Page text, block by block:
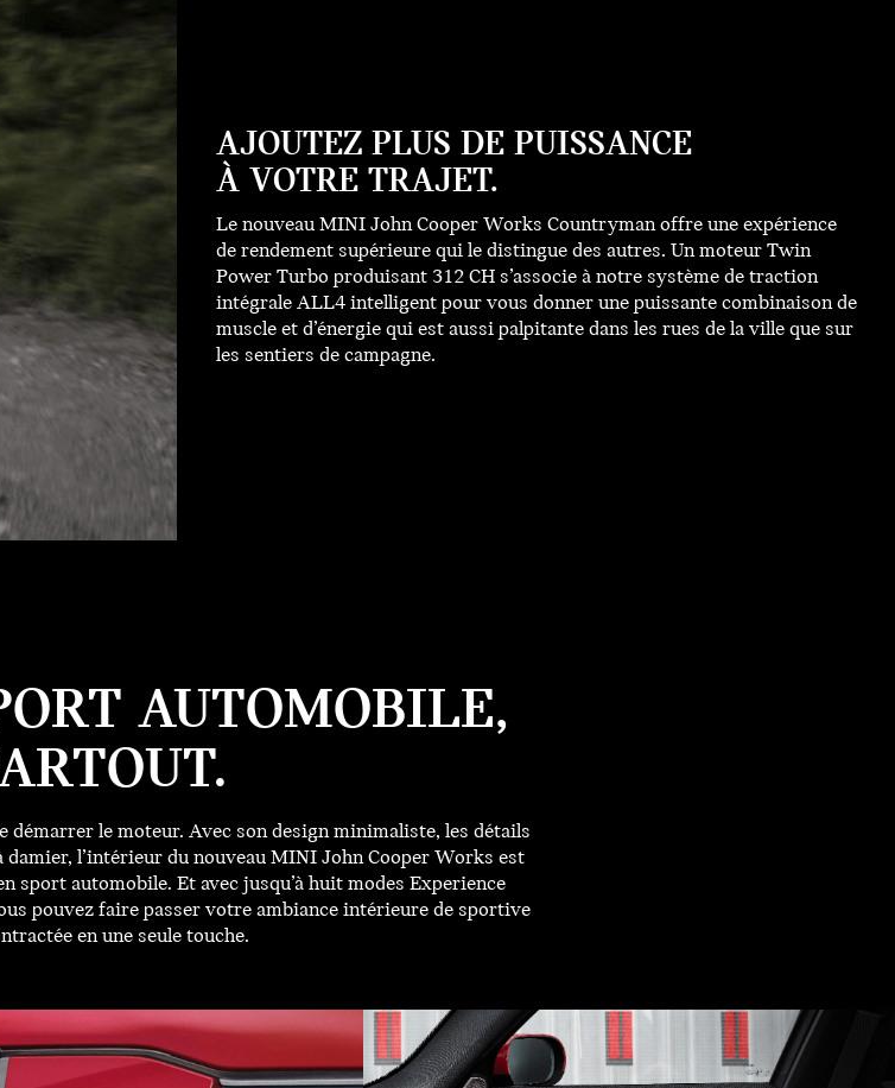
AJOUTEZ PLUS DE PUISSANCE
À VOTRE TRAJET.
Le nouveau MINI John Cooper Works Countryman offre une expérience
de rendement supérieure qui le distingue des autres. Un moteur Twin
Power Turbo produisant 312 CH s’associe à notre système de traction
intégrale ALL4 intelligent pour vous donner une puissante combinaison de
muscle et d’énergie qui est aussi palpitante dans les rues de la ville que sur
les sentiers de campagne.
AUTOMOBILE,
le moteur. Avec son design minimaliste, les détails
damier, l’intérieur du nouveau MINI John Cooper Works est
sport automobile. Et avec jusqu’à huit modes Experience
pouvez faire passer votre ambiance intérieure de sportive
en une seule touche.